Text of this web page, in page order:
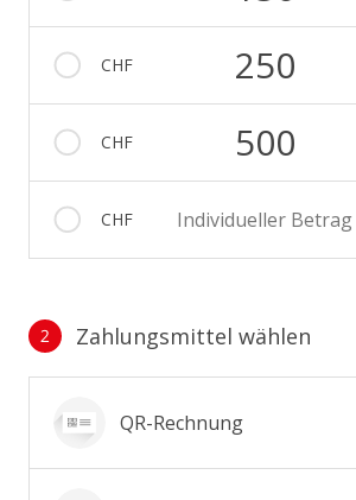
CHF 250
CHF 500
CHF Individueller Betrag
2 Zahlungsmittel wählen
QR-Rechnung